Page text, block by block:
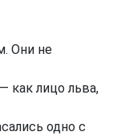
Они не
как лицо льва,
одно с